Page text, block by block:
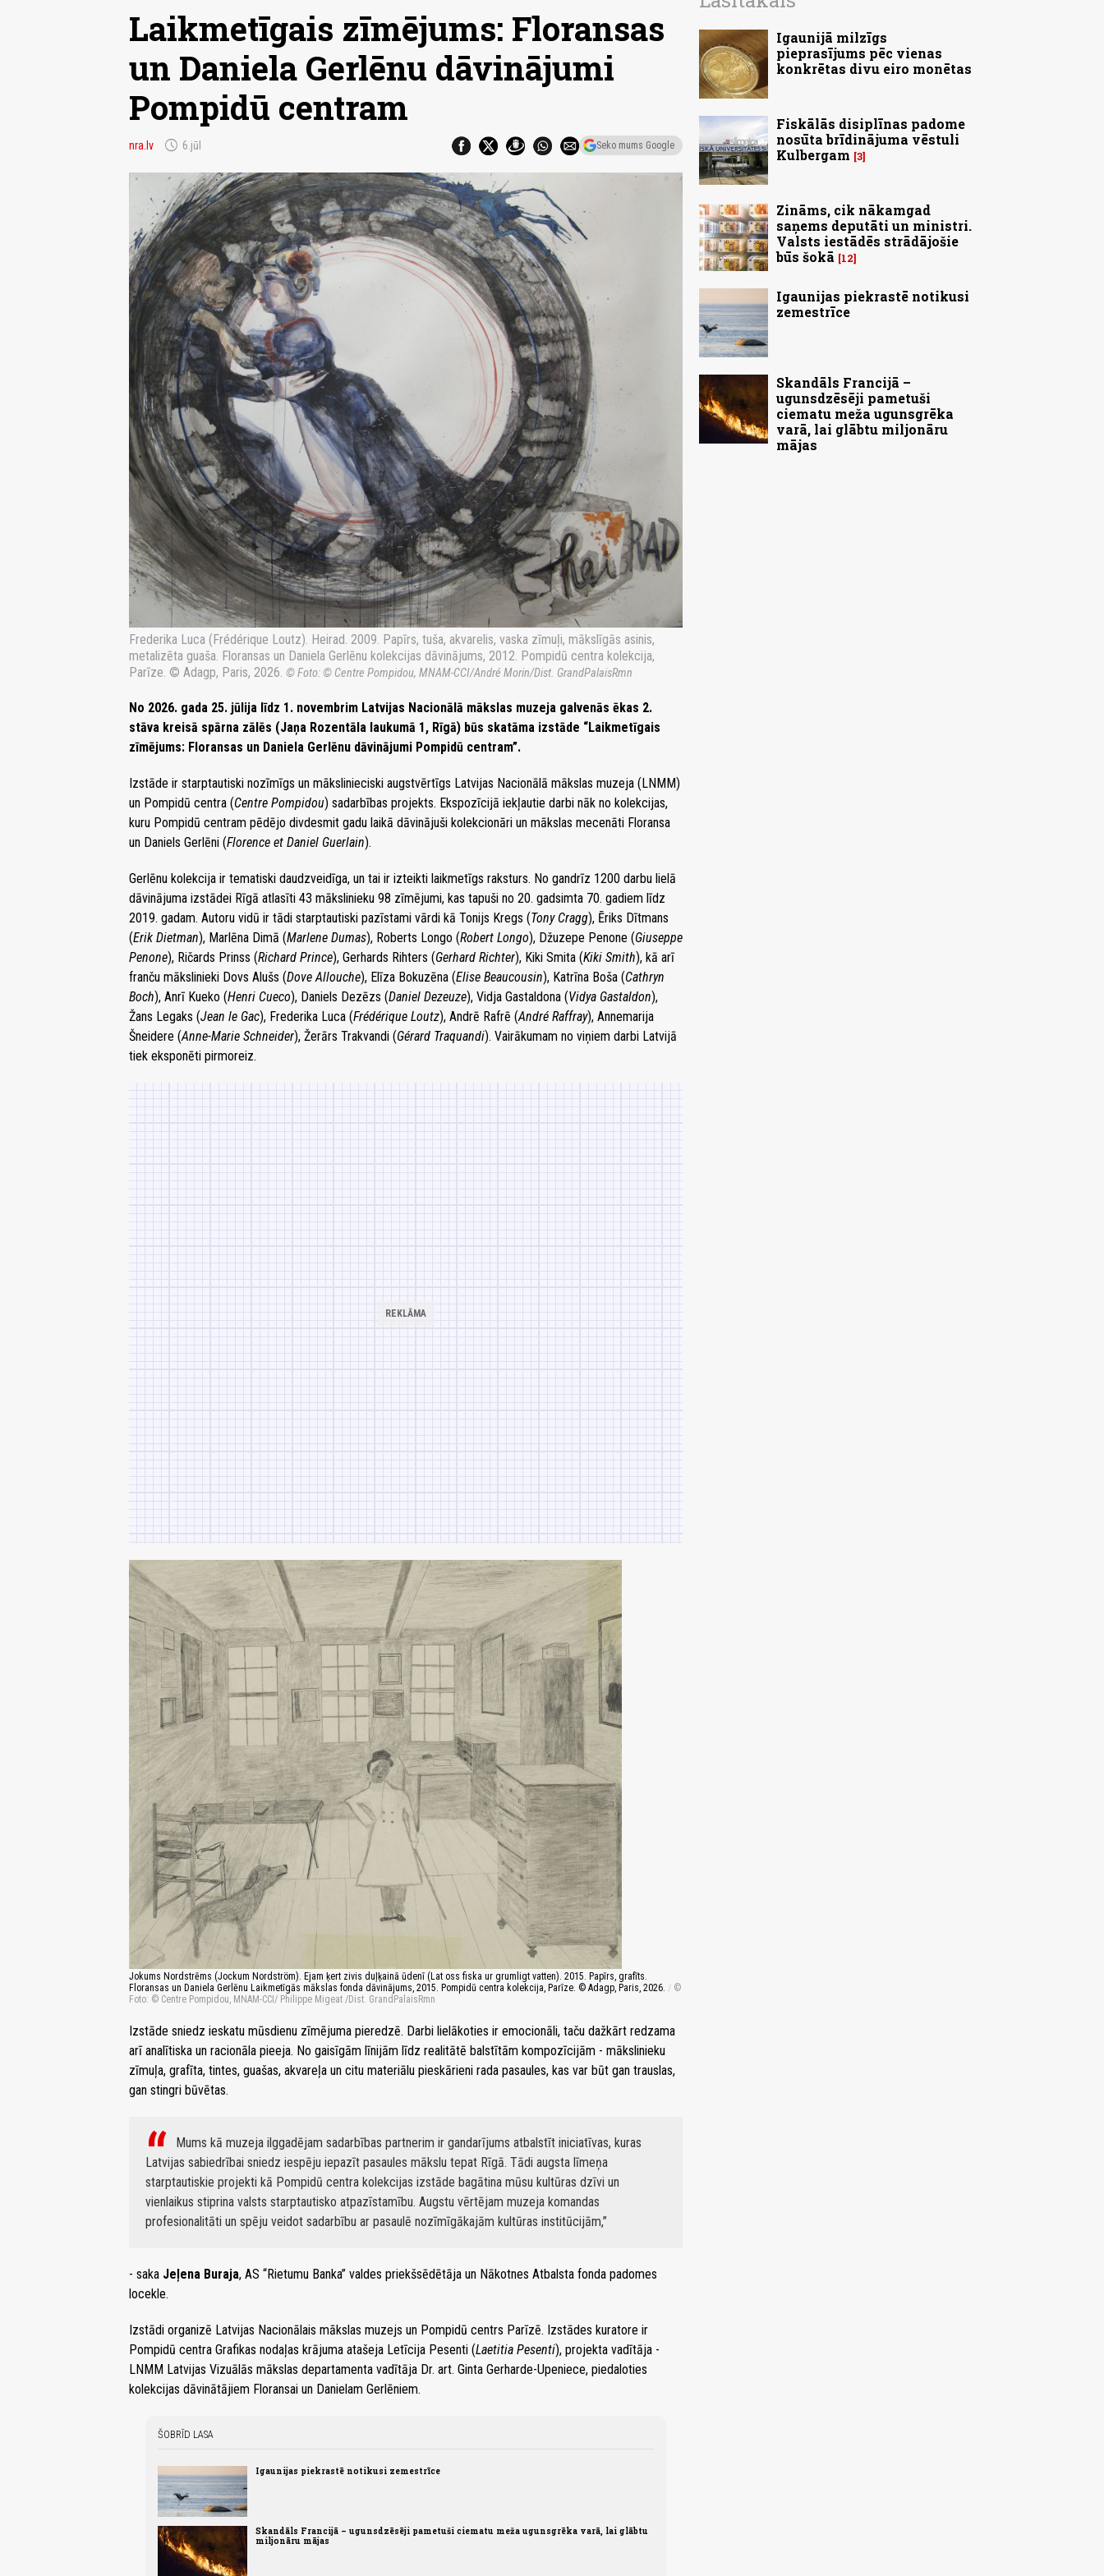
Laikmetīgais zīmējums: Floransas
un Daniela Gerlēnu dāvinājumi
Pompidū centram
nra.lv schedule 6.jūl Seko mums Google
Frederika Luca (Frédérique Loutz). Heirad. 2009. Papīrs, tuša, akvarelis, vaska zīmuļi, mākslīgās asinis,
metalizēta guaša. Floransas un Daniela Gerlēnu kolekcijas dāvinājums, 2012. Pompidū centra kolekcija,
Parīze. © Adagp, Paris, 2026. © Foto: © Centre Pompidou, MNAM-CCI/André Morin/Dist. GrandPalaisRmn
No 2026. gada 25. jūlija līdz 1. novembrim Latvijas Nacionālā mākslas muzeja galvenās ēkas 2.
stāva kreisā spārna zālēs (Jaņa Rozentāla laukumā 1, Rīgā) būs skatāma izstāde “Laikmetīgais
zīmējums: Floransas un Daniela Gerlēnu dāvinājumi Pompidū centram”.
Izstāde ir starptautiski nozīmīgs un mākslinieciski augstvērtīgs Latvijas Nacionālā mākslas muzeja (LNMM)
un Pompidū centra (Centre Pompidou) sadarbības projekts. Ekspozīcijā iekļautie darbi nāk no kolekcijas,
kuru Pompidū centram pēdējo divdesmit gadu laikā dāvinājuši kolekcionāri un mākslas mecenāti Floransa
un Daniels Gerlēni (Florence et Daniel Guerlain).
Gerlēnu kolekcija ir tematiski daudzveidīga, un tai ir izteikti laikmetīgs raksturs. No gandrīz 1200 darbu lielā
dāvinājuma izstādei Rīgā atlasīti 43 mākslinieku 98 zīmējumi, kas tapuši no 20. gadsimta 70. gadiem līdz
2019. gadam. Autoru vidū ir tādi starptautiski pazīstami vārdi kā Tonijs Kregs (Tony Cragg), Ēriks Dītmans
(Erik Dietman), Marlēna Dimā (Marlene Dumas), Roberts Longo (Robert Longo), Džuzepe Penone (Giuseppe
Penone), Ričards Prinss (Richard Prince), Gerhards Rihters (Gerhard Richter), Kiki Smita (Kiki Smith), kā arī
franču mākslinieki Dovs Alušs (Dove Allouche), Elīza Bokuzēna (Elise Beaucousin), Katrīna Boša (Cathryn
Boch), Anrī Kueko (Henri Cueco), Daniels Dezēzs (Daniel Dezeuze), Vidja Gastaldona (Vidya Gastaldon),
Žans Legaks (Jean le Gac), Frederika Luca (Frédérique Loutz), Andrē Rafrē (André Raffray), Annemarija
Šneidere (Anne-Marie Schneider), Žerārs Trakvandi (Gérard Traquandi). Vairākumam no viņiem darbi Latvijā
tiek eksponēti pirmoreiz.
Jokums Nordstrēms (Jockum Nordström). Ejam ķert zivis duļķainā ūdenī (Lat oss fiska ur grumligt vatten). 2015. Papīrs, grafīts.
Floransas un Daniela Gerlēnu Laikmetīgās mākslas fonda dāvinājums, 2015. Pompidū centra kolekcija, Parīze. © Adagp, Paris, 2026. /
Foto: © Centre Pompidou, MNAM-CCI/ Philippe Migeat /Dist. GrandPalaisRmn
Izstāde sniedz ieskatu mūsdienu zīmējuma pieredzē. Darbi lielākoties ir emocionāli, taču dažkārt redzama
arī analītiska un racionāla pieeja. No gaisīgām līnijām līdz realitātē balstītām kompozīcijām - mākslinieku
zīmuļa, grafīta, tintes, guašas, akvareļa un citu materiālu pieskārieni rada pasaules, kas var būt gan trauslas,
gan stingri būvētas.
Mums kā muzeja ilggadējam sadarbības partnerim ir gandarījums atbalstīt iniciatīvas, kuras
Latvijas sabiedrībai sniedz iespēju iepazīt pasaules mākslu tepat Rīgā. Tādi augsta līmeņa
starptautiskie projekti kā Pompidū centra kolekcijas izstāde bagātina mūsu kultūras dzīvi un
vienlaikus stiprina valsts starptautisko atpazīstamību. Augstu vērtējam muzeja komandas
profesionalitāti un spēju veidot sadarbību ar pasaulē nozīmīgākajām kultūras institūcijām,
- saka Jeļena Buraja, AS “Rietumu Banka” valdes priekšsēdētāja un Nākotnes Atbalsta fonda padomes
locekle.
Izstādi organizē Latvijas Nacionālais mākslas muzejs un Pompidū centrs Parīzē. Izstādes kuratore ir
Pompidū centra Grafikas nodaļas krājuma atašeja Letīcija Pesenti (Laetitia Pesenti), projekta vadītāja -
LNMM Latvijas Vizuālās mākslas departamenta vadītāja Dr. art. Ginta Gerharde-Upeniece, piedaloties
kolekcijas dāvinātājiem Floransai un Danielam Gerlēniem.
ŠOBRĪD LASA
Igaunijas piekrastē notikusi zemestrīce
Skandāls Francijā – ugunsdzēsēji pametuši ciematu meža ugunsgrēka varā, lai glābtu
miljonāru mājas
Igaunijā milzīgs
pieprasījums pēc vienas
konkrētas divu eiro monētas
Fiskālās disiplīnas padome
nosūta brīdinājuma vēstuli
Kulbergam 3
Zināms, cik nākamgad
saņems deputāti un ministri.
Valsts iestādēs strādājošie
būs šokā
12
Igaunijas piekrastē notikusi
zemestrīce
Skandāls Francijā –
ugunsdzēsēji pametuši
ciematu meža ugunsgrēka
varā, lai glābtu miljonāru
mājas